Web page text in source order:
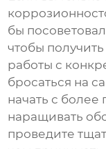
бы
чтобы
работы с
бросаться на
начать с более
наращивать
проведите